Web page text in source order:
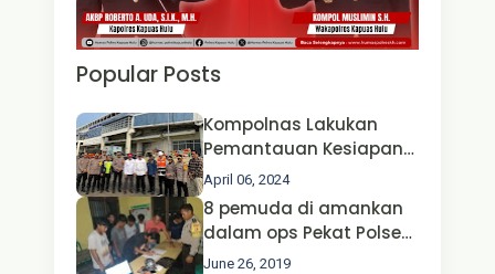
Popular Posts
Kompolnas Lakukan
Pemantauan Kesiapan
Operasi Ketupat 2024 di
Polda Jatim Bersama
Kapolri dan Menteri
Perhubungan
April 06, 2024
8 pemuda di amankan
dalam ops Pekat Polsek
Jongkong
June 26, 2019